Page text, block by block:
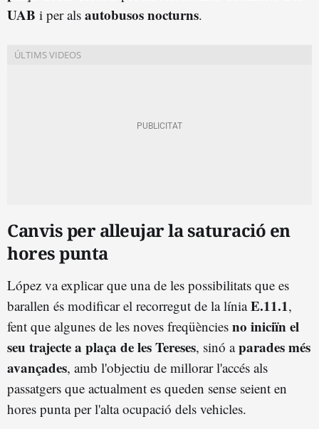
UAB i per als autobusos nocturns.
Canvis per alleujar la saturació en
hores punta
López va explicar que una de les possibilitats que es
barallen és modificar el recorregut de la líniaE.11.1,
fent que algunes de les noves freqüències no iniciïn el
seu trajecte a plaça de les Tereses, sinó aparades més
avançades, amb l'objectiu de millorar l'accés als
passatgers que actualment es queden sense seient en
hores punta per l'alta ocupació dels vehicles.